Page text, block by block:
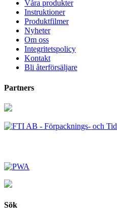
Våra produkter
Instruktioner
Produktfilmer
Nyheter
Om oss
Integritetspolicy
Kontakt
Bli återförsäljare
Partners
Sök